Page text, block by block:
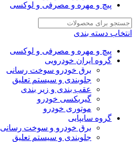
پیچ و مهره و مصرفی و لوکسی
انتخاب دسته بندی
پیچ و مهره و مصرفی و لوکسی
گروه ایران خودرویی
برق خودرو سوخت رسانی
جلوبندی و سیستم تعلیق
عقب بندی و زیر بندی
گیربکسی خودرو
موتوری خودرو
گروه سایپایی
برق خودرو و سوخت رسانی
جلوبندی و سیستم تعلیق